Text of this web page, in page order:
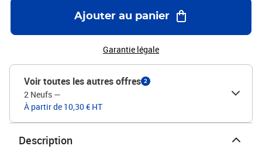
Ajouter au panier
Garantie légale
Voir toutes les autres offres 2
2 Neufs —
À partir de 10,30 € HT
Description